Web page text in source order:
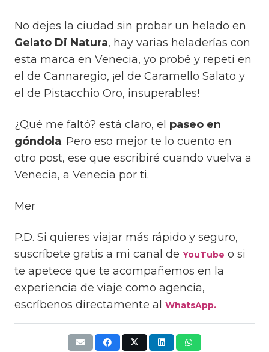
No dejes la ciudad sin probar un helado en
Gelato Di Natura, hay varias heladerías con
esta marca en Venecia, yo probé y repetí en
el de Cannaregio, ¡el de Caramello Salato y
el de Pistacchio Oro, insuperables!
¿Qué me faltó? está claro, el paseo en
góndola. Pero eso mejor te lo cuento en
otro post, ese que escribiré cuando vuelva a
Venecia, a Venecia por ti.
Mer
P.D. Si quieres viajar más rápido y seguro,
suscríbete gratis a mi canal de YouTube o si
te apetece que te acompañemos en la
experiencia de viaje como agencia,
escríbenos directamente al
WhatsApp.